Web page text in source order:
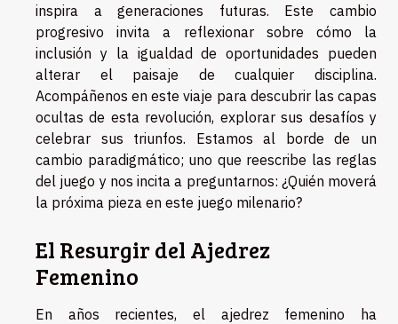
inspira a generaciones futuras. Este cambio
progresivo invita a reflexionar sobre cómo la
inclusión y la igualdad de oportunidades pueden
alterar el paisaje de cualquier disciplina.
Acompáñenos en este viaje para descubrir las capas
ocultas de esta revolución, explorar sus desafíos y
celebrar sus triunfos. Estamos al borde de un
cambio paradigmático; uno que reescribe las reglas
del juego y nos incita a preguntarnos: ¿Quién moverá
la próxima pieza en este juego milenario?
El Resurgir del Ajedrez
Femenino
En años recientes, el ajedrez femenino ha